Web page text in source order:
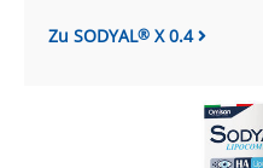
Zu SODYAL® X 0.4